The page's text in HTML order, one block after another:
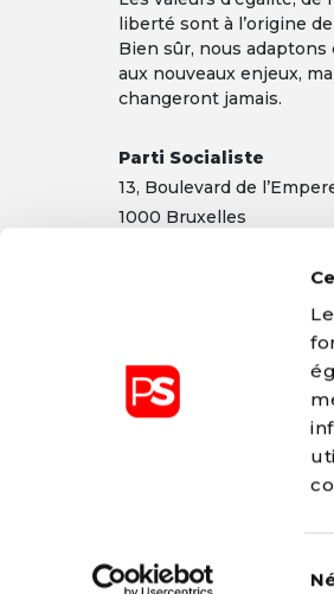
liberté sont à l’origine
Bien sûr, nous
aux nouveaux enjeux,
changeront jamais.
Parti Socialiste
13, Boulevard de
1000 Bruxelles
Mentions
Le Parti
Européen
© 2026 Parti Socialiste